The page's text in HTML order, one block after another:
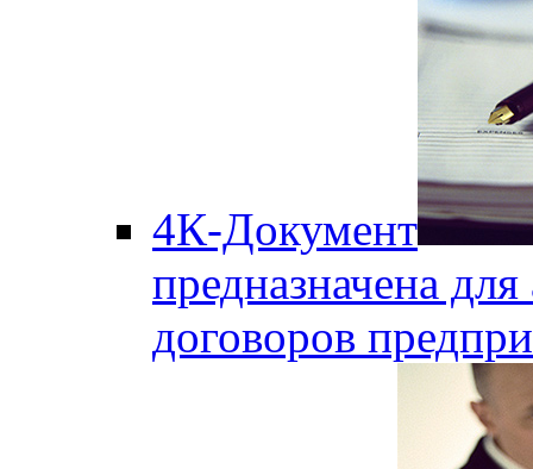
4К-Документ
предназначена
договоров